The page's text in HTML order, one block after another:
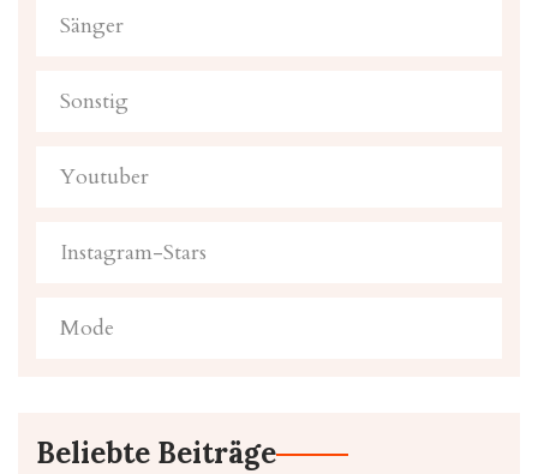
Sänger
Sonstig
Youtuber
Instagram-Stars
Mode
Beliebte Beiträge